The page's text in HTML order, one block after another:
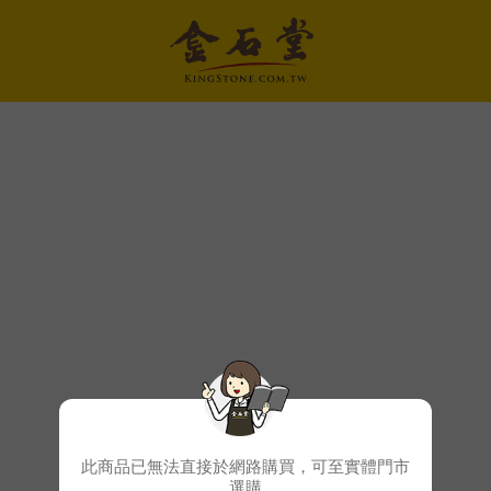
此商品已無法直接於網路購買，可至實體門市
選購